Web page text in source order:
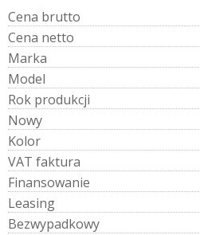
Cena brutto
Cena netto
Marka
Model
Rok produkcji
Nowy
Kolor
VAT faktura
Finansowanie
Leasing
Bezwypadkowy